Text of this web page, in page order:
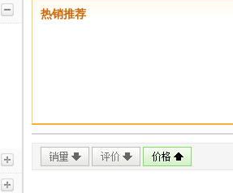
热销推荐